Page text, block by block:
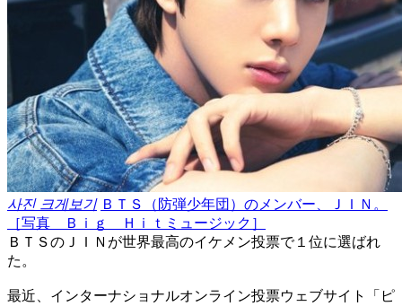
사진 크게보기 ＢＴＳ（防弾少年団）のメンバー、ＪＩＮ。
［写真 Ｂｉｇ Ｈｉｔミュージック］
​ＢＴＳのＪＩＮが世界最高のイケメン投票で１位に選ばれ
た。​
最近、インターナショナルオンライン投票ウェブサイト「ピ